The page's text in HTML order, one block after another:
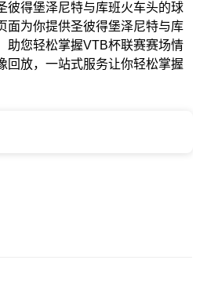
彼得堡泽尼特与库班火车头的球
面为你提供圣彼得堡泽尼特与库
助您轻松掌握VTB杯联赛赛场情
回放，一站式服务让你轻松掌握